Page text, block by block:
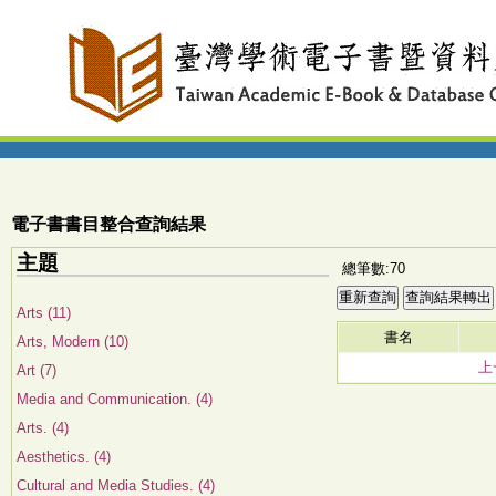
電子書書目整合查詢結果
主題
Arts (11)
Arts, Modern (10)
Art (7)
Media and Communication. (4)
Arts. (4)
Aesthetics. (4)
Cultural and Media Studies. (4)
總筆數:70
書名
上